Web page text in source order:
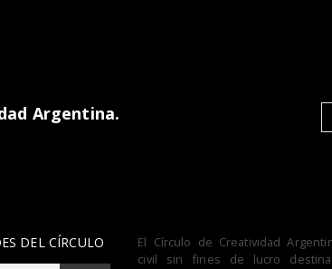
Argentina.
DEL CÍRCULO
El Círculo de Creatividad
civil sin fines de lucro